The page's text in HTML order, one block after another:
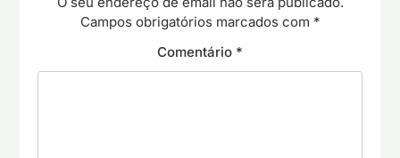
Campos obrigatórios marcados com *
Comentário *